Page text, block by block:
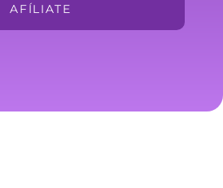
AFÍLIATE